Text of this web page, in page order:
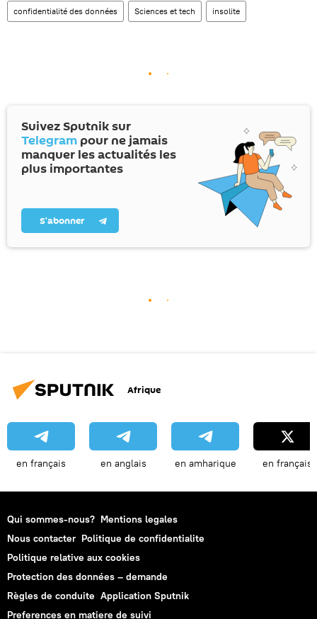
confidentialité des données Sciences et tech insolite
Suivez Sputnik sur
Telegram pour ne jamais
manquer les actualités les
plus importantes
S’abonner
Afrique
en français en anglais en amharique en français
Qui sommes-nous? Mentions legales
Nous contacter Politique de confidentialite
Politique relative aux cookies
Protection des données – demande
Règles de conduite Application Sputnik
Preferences en matiere de suivi